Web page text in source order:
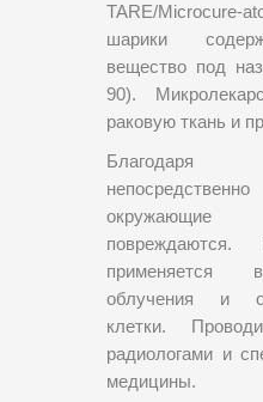
TARE/Microcure-
шарики
вещество под
90).
раковую ткань и
повреждаются.
применяется
облучения и
клетки.
радиологами и
медицины.